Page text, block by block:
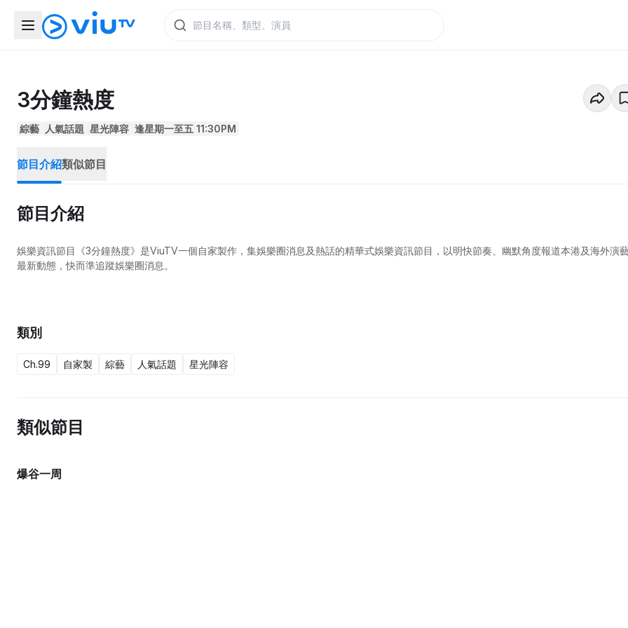
3分鐘熱度
綜藝 人氣話題 星光陣容 逢星期一至五 11:30PM
節目介紹類似節目
節目介紹
娛樂資訊節目《3分鐘熱度》是ViuTV一個自家製作，集娛樂圈消息及熱話的精華式娛樂資訊節目，以明快節奏、幽默角度報道本港及海外演
最新動態，快而準追蹤娛樂圈消息。
類別
Ch.99 自家製 綜藝 人氣話題 星光陣容
類似節目
爆谷一周